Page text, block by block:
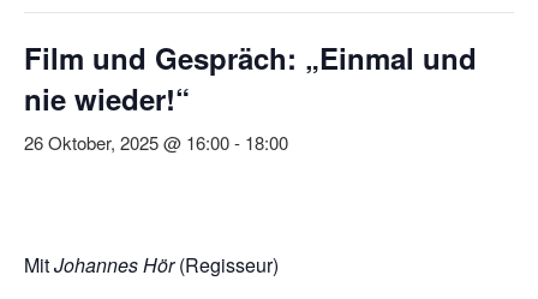
Film und Gespräch: „Einmal und
nie wieder!“
26 Oktober, 2025 @ 16:00- 18:00
MitJohannes Hör(Regisseur)